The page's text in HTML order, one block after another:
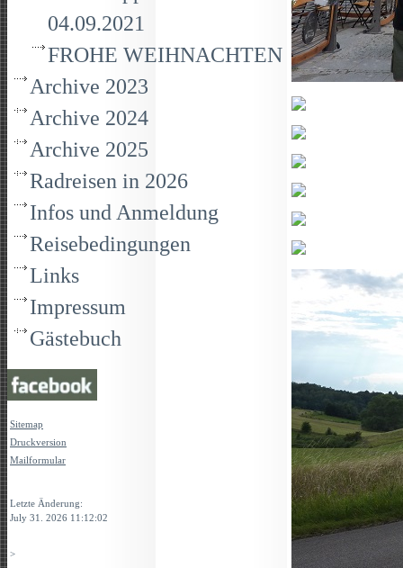
04.09.2021
FROHE WEIHNACHTEN
Archive 2023
Archive 2024
Archive 2025
Radreisen in 2026
Infos und Anmeldung
Reisebedingungen
Links
Impressum
Gästebuch
Sitemap
Druckversion
Mailformular
Letzte Änderung:
July 31. 2026 11:12:02
>